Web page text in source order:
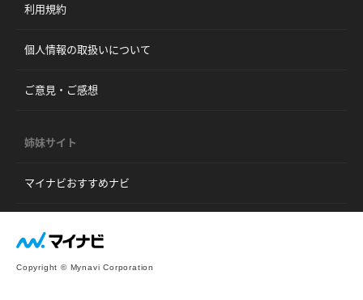
利用規約
個人情報の取扱いについて
ご意見・ご感想
姉妹サイト
マイナビおすすめナビ
Copyright © Mynavi Corporation